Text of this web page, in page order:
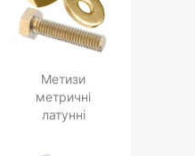
Метизи
метричні
латунні